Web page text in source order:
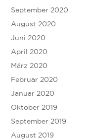
September 2020
August 2020
Juni 2020
April 2020
März 2020
Februar 2020
Januar 2020
Oktober 2019
September 2019
August 2019